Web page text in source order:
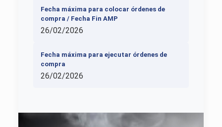
Fecha máxima para colocar órdenes de
compra / Fecha Fin AMP
26/02/2026
Fecha máxima para ejecutar órdenes de
compra
26/02/2026